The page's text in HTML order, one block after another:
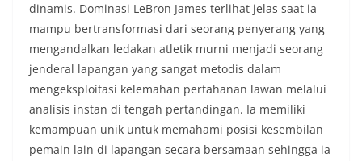
dinamis. Dominasi LeBron James terlihat jelas saat ia
mampu bertransformasi dari seorang penyerang yang
mengandalkan ledakan atletik murni menjadi seorang
jenderal lapangan yang sangat metodis dalam
mengeksploitasi kelemahan pertahanan lawan melalui
analisis instan di tengah pertandingan. Ia memiliki
kemampuan unik untuk memahami posisi kesembilan
pemain lain di lapangan secara bersamaan sehingga ia